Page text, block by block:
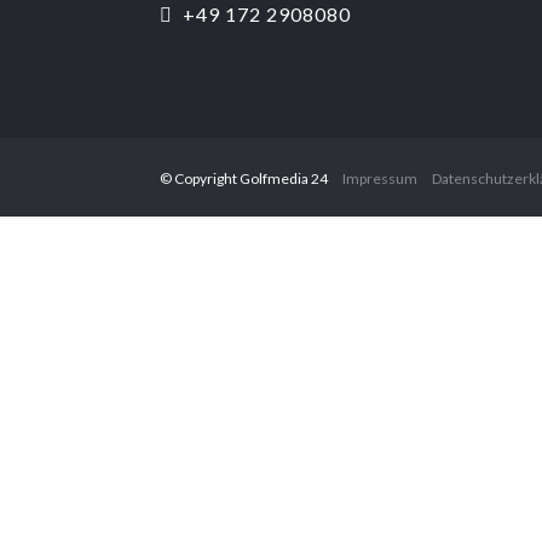
+49 172 2908080
© Copyright Golfmedia 24 Impressum